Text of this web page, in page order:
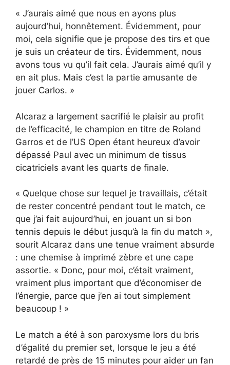
« J’aurais aimé que nous en ayons plus
aujourd’hui, honnêtement. Évidemment, pour
moi, cela signifie que je propose des tirs et que
je suis un créateur de tirs. Évidemment, nous
avons tous vu qu’il fait cela. J’aurais aimé qu’il y
en ait plus. Mais c’est la partie amusante de
jouer Carlos. »
Alcaraz a largement sacrifié le plaisir au profit
de l’efficacité, le champion en titre de Roland
Garros et de l’US Open étant heureux d’avoir
dépassé Paul avec un minimum de tissus
cicatriciels avant les quarts de finale.
« Quelque chose sur lequel je travaillais, c’était
de rester concentré pendant tout le match, ce
que j’ai fait aujourd’hui, en jouant un si bon
tennis depuis le début jusqu’à la fin du match »,
sourit Alcaraz dans une tenue vraiment absurde
: une chemise à imprimé zèbre et une cape
assortie. « Donc, pour moi, c’était vraiment,
vraiment plus important que d’économiser de
l’énergie, parce que j’en ai tout simplement
beaucoup ! »
Le match a été à son paroxysme lors du bris
d’égalité du premier set, lorsque le jeu a été
retardé de près de 15 minutes pour aider un fan